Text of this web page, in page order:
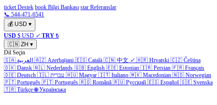
ticket Destek book Bilgi Bankası star Referanslar
📞 544-471-6541
💰 USD ▾
USD $ USD ✓ TRY ₺
🇨🇳 ZH ▾
Dil Seçin
🇸🇦 العربية 🇦🇿 Azerbaijani 🇪🇸 Català 🇨🇳 中文 ✓ 🇭🇷 Hrvatski 🇨🇿 Čeština
🇩🇰 Dansk 🇳🇱 Nederlands 🇬🇧 English 🇪🇪 Estonian 🇮🇷 Persian 🇫🇷 Français
🇩🇪 Deutsch 🇮🇱 עברית 🇭🇺 Magyar 🇮🇹 Italiano 🇲🇰 Macedonian 🇳🇴 Norwegian
🇵🇹 Português 🇵🇹 Português 🇷🇴 Română 🇷🇺 Русский 🇪🇸 Español 🇸🇪 Svenska
🇹🇷 Türkçe 🌐 Українська